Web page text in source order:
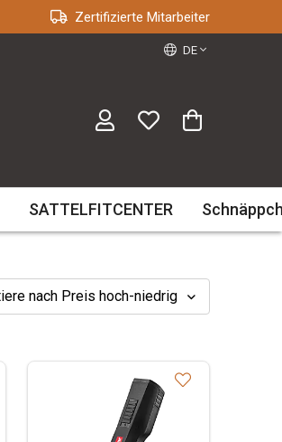
Zertifizierte Mitarbeiter
DE
SATTELFITCENTER